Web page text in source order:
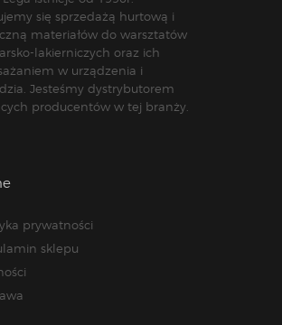
się sprzedażą hurtową i
materiałów do warsztatów
lakierniczych oraz ich
w urządzenia i
Jesteśmy dystrybutorem
producentów w tej branży.
prywatności
sklepu